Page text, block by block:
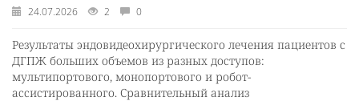
24.07.2026 2 0
Результаты эндовидеохирургического лечения пациентов с
ДГПЖ больших объемов из разных доступов:
мультипортового, монопортового и робот-
ассистированного. Сравнительный анализ